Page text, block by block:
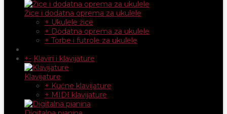
Žice i dodatna oprema za ukulele
+ Ukulele žice
+ Dodatna oprema za ukulele
+ Torbe i futrole za ukulele
+- Klaviri i klavijature
Klavijature
+ Kućne klavijature
+ MIDI klavijature